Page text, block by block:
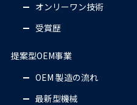
オンリーワン技術
受賞歴
提案型OEM事業
OEM 製造の流れ
最新型機械